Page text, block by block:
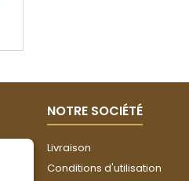
NOTRE SOCIÉTÉ
Livraison
Conditions d'utilisation